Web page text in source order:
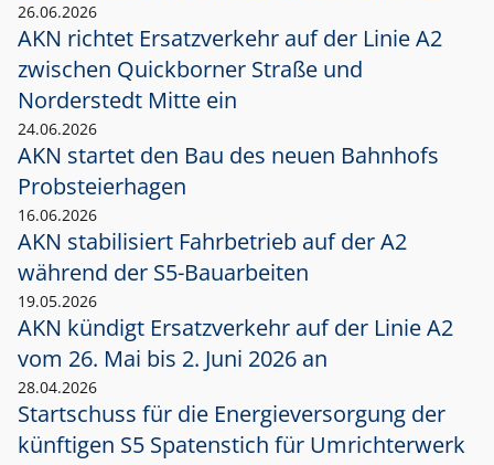
26.06.2026
AKN richtet Ersatzverkehr auf der Linie A2
zwischen Quickborner Straße und
Norderstedt Mitte ein
24.06.2026
AKN startet den Bau des neuen Bahnhofs
Probsteierhagen
16.06.2026
AKN stabilisiert Fahrbetrieb auf der A2
während der S5-Bauarbeiten
19.05.2026
AKN kündigt Ersatzverkehr auf der Linie A2
vom 26. Mai bis 2. Juni 2026 an
28.04.2026
Startschuss für die Energieversorgung der
künftigen S5 Spatenstich für Umrichterwerk